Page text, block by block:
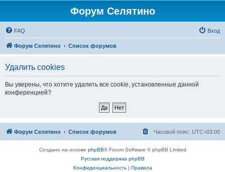
Форум Селятино
FAQ Вход
Форум Селятино Список форумов
Удалить cookies
Вы уверены, что хотите удалить все cookie, установленные данной
конференцией?
Форум Селятино Список форумов Часовой пояс: UTC+03:00
Создано на основе phpBB® Forum Software © phpBB Limited
Русская поддержка phpBB
Конфиденциальность| Правила